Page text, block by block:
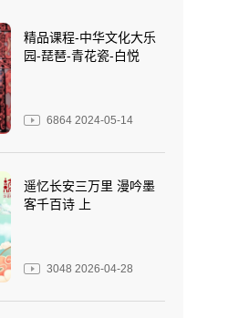
精品课程-中华文化大乐
园-琵琶-青花瓷-白悦
6864 2024-05-14
遥忆长安三万里 漫吟墨
客千百诗 上
3048 2026-04-28